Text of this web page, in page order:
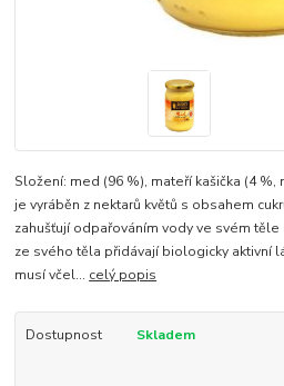
Složení: med (96 %), mateří kašička (4
je vyráběn z nektarů květů s obsahem
zahušťují odpařováním vody ve svém
ze svého těla přidávají biologicky aktivní
musí včel... celý popis
Dostupnost Skladem